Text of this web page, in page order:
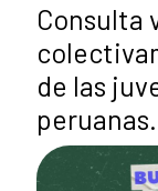
Consulta
de las
peruanas.